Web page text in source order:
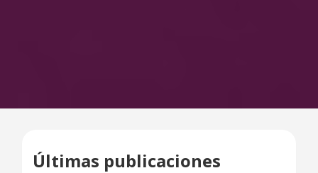
Últimas publicaciones